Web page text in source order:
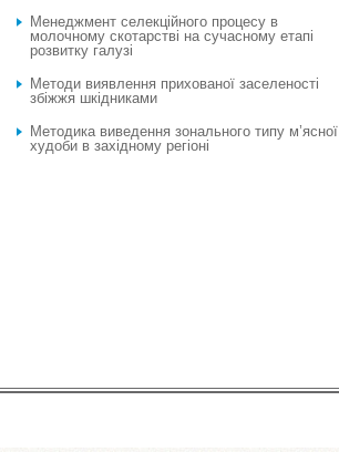
Менеджмент селекційного процесу в
молочному скотарстві на сучасному етапі
розвитку галузі
Методи виявлення прихованої заселеності
збіжжя шкідниками
Методика виведення зонального типу м’ясної
худоби в західному регіоні